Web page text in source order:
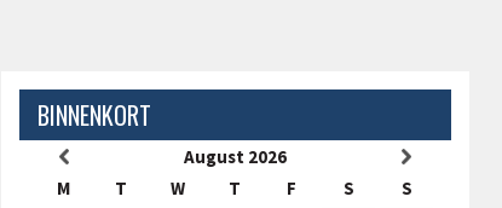
BINNENKORT
August 2026
M
T W T F S S